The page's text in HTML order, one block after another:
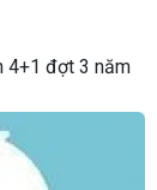
4+1 đợt 3 năm